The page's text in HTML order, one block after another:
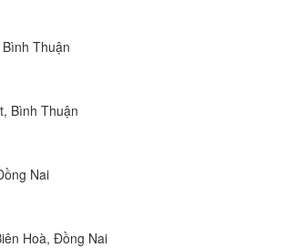
Thuận
Bình Thuận
Nai
Hoà, Đồng Nai